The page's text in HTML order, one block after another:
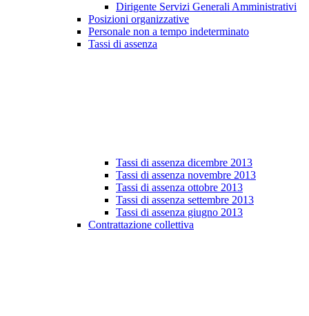
Dirigente Servizi Generali Amministrativi
Posizioni organizzative
Personale non a tempo indeterminato
Tassi di assenza
Tassi di assenza dicembre 2013
Tassi di assenza novembre 2013
Tassi di assenza ottobre 2013
Tassi di assenza settembre 2013
Tassi di assenza giugno 2013
Contrattazione collettiva